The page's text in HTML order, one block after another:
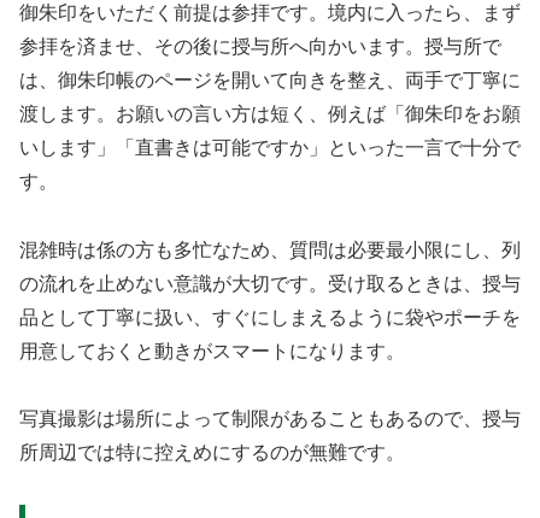
御朱印をいただく前提は参拝です。境内に入ったら、まず
参拝を済ませ、その後に授与所へ向かいます。授与所で
は、御朱印帳のページを開いて向きを整え、両手で丁寧に
渡します。お願いの言い方は短く、例えば「御朱印をお願
いします」「直書きは可能ですか」といった一言で十分で
す。
混雑時は係の方も多忙なため、質問は必要最小限にし、列
の流れを止めない意識が大切です。受け取るときは、授与
品として丁寧に扱い、すぐにしまえるように袋やポーチを
用意しておくと動きがスマートになります。
写真撮影は場所によって制限があることもあるので、授与
所周辺では特に控えめにするのが無難です。